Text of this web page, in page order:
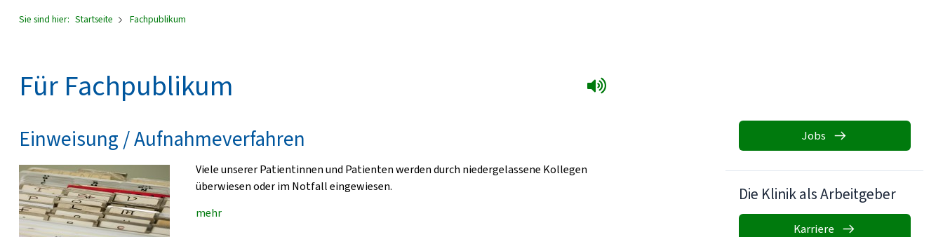
Sie sind hier: Startseite Fachpublikum
Für Fachpublikum
Einweisung / Aufnahmeverfahren
Viele unserer Patientinnen und Patienten werden durch niedergelassene Kollegen
überwiesen oder im Notfall eingewiesen.
mehr
Jobs
Die Klinik als Arbeitgeber
Karriere